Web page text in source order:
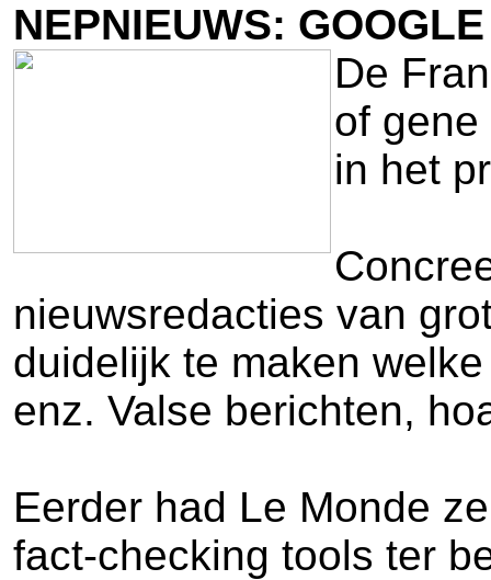
NEPNIEUWS:
De
of
in het
nieuwsredacties van
duidelijk te maken
enz. Valse berichten,
Eerder had Le Monde
fact-checking tools ter